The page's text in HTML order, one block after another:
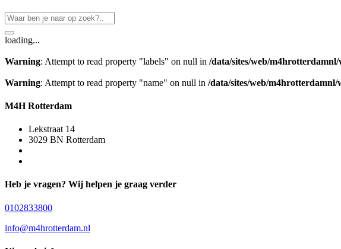
loading...
Warning: Attempt to read property "labels" on null in /data/sites/web/
Warning: Attempt to read property "name" on null in /data/sites/web/
M4H Rotterdam
Lekstraat 14
3029 BN Rotterdam
Heb je vragen? Wij helpen je graag verder
0102833800
info@m4hrotterdam.nl